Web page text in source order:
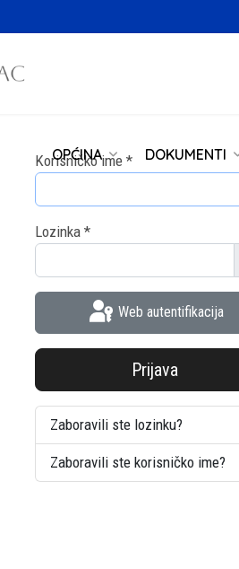
OPĆINA DOKUMENTI
Korisničko ime*
Lozinka*
Web autentifikacija
Prijava
Zaboravili ste lozinku?
Zaboravili ste korisničko ime?